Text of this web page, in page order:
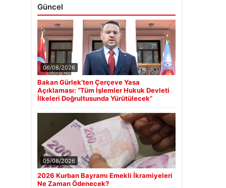
Güncel
06/08/2026
Bakan Gürlek’ten Çerçeve Yasa
Açıklaması: “Tüm İşlemler Hukuk Devleti
İlkeleri Doğrultusunda Yürütülecek”
05/08/2026
2026 Kurban Bayramı Emekli İkramiyeleri
Ne Zaman Ödenecek?